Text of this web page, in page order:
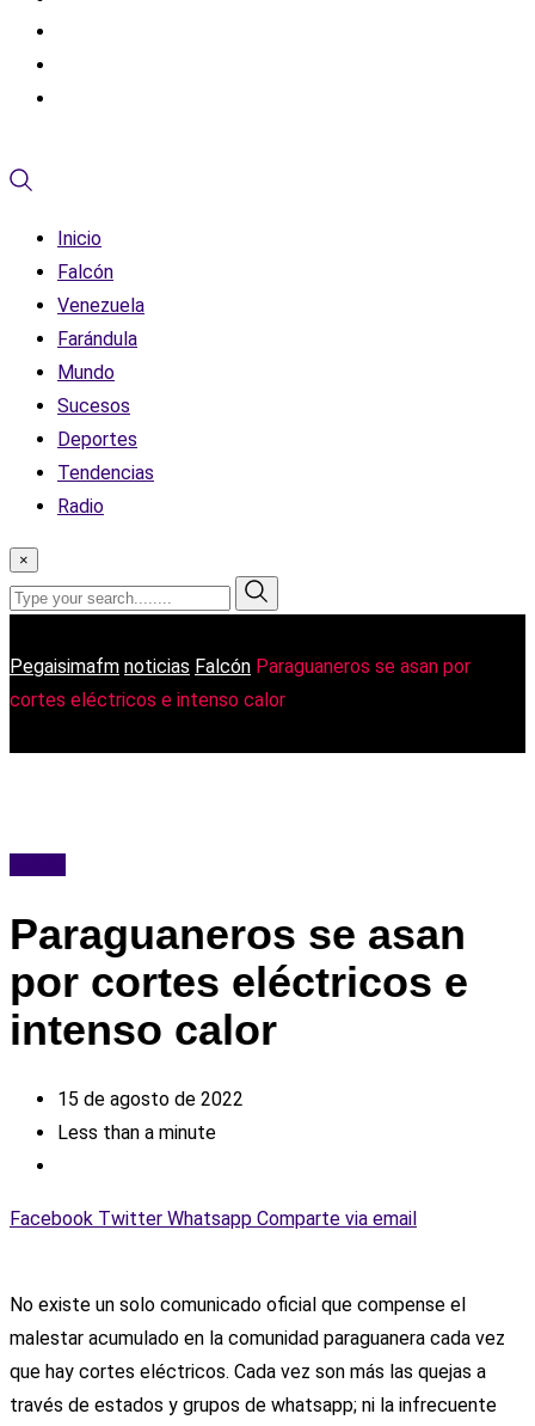
Inicio
Falcón
Venezuela
Farándula
Mundo
Sucesos
Deportes
Tendencias
Radio
×
Pegaisimafm noticias Falcón Paraguaneros se asan por
cortes eléctricos e intenso calor
Paraguaneros se asan
por cortes eléctricos e
intenso calor
15 de agosto de 2022
Less than a minute
Facebook Twitter Whatsapp Comparte via email
No existe un solo comunicado oficial que compense el
malestar acumulado en la comunidad paraguanera cada vez
que hay cortes eléctricos. Cada vez son más las quejas a
través de estados y grupos de whatsapp; ni la infrecuente